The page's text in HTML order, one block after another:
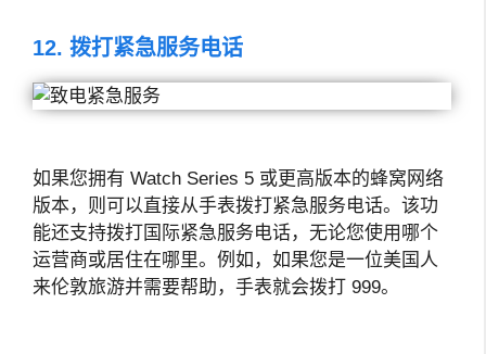
12. 拨打紧急服务电话
如果您拥有 Watch Series 5 或更高版本的蜂窝网络
版本，则可以直接从手表拨打紧急服务电话。该功
能还支持拨打国际紧急服务电话，无论您使用哪个
运营商或居住在哪里。例如，如果您是一位美国人
来伦敦旅游并需要帮助，手表就会拨打 999。